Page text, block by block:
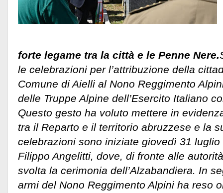
forte legame tra la città e le Penne Nere.
le celebrazioni per l’attribuzione della
Comune di Aielli al Nono Reggimento
delle Truppe Alpine dell’Esercito Italiano
Questo gesto ha voluto mettere in
tra il Reparto e il territorio abruzzese e la
celebrazioni sono iniziate giovedì 31
Filippo Angelitti, dove, di fronte alle
svolta la cerimonia dell’Alzabandiera. In
armi del Nono Reggimento Alpini ha reso